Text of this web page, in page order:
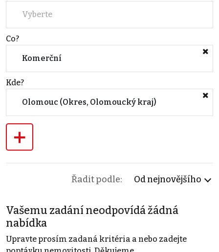
Vyberte
Co?
Komerční
Kde?
Olomouc (Okres, Olomoucký kraj)
+
Řadit podle: Od nejnovějšího
Vašemu zadání neodpovídá žádná
nabídka
Upravte prosím zadaná kritéria a nebo zadejte